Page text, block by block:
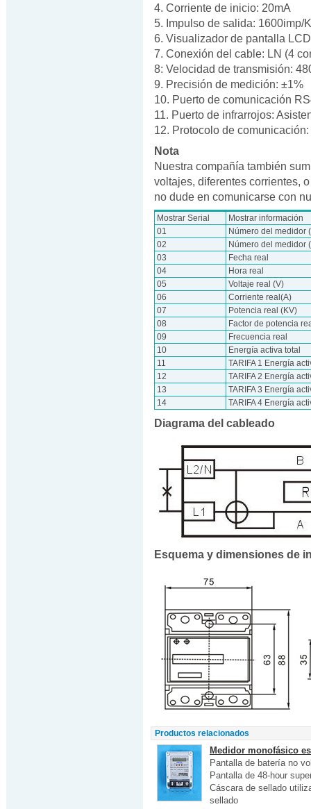
4. Corriente de inicio: 20mA
5. Impulso de salida: 1600imp/
6. Visualizador de pantalla
7. Conexión del cable: LN (4
8: Velocidad de transmisión:
9. Precisión de medición: ±1%
10. Puerto de comunicación
11. Puerto de infrarrojos:
12. Protocolo de
Nota
Nuestra compañía también
voltajes, diferentes corrientes,
no dude en comunicarse con
Mostrar Serial
Mostrar información
01
Número del medidor
02
Número del medidor
03
Fecha real
04
Hora real
05
Voltaje real (V)
06
Corriente real(A)
07
Potencia real (KV)
08
Factor de potencia
09
Frecuencia real
10
Energía activa total
11
TARIFA 1 Energía
12
TARIFA 2 Energía
13
TARIFA 3 Energía
14
TARIFA 4 Energía
Diagrama del cableado
Esquema y dimensiones de
Productos relacionados
Medidor monofásico
Pantalla de batería no
Pantalla de 48-hour
Cáscara de sellado
sellado